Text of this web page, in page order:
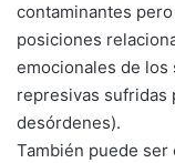
contaminantes
posiciones
emocionales de los
represivas sufridas
desórdenes).
También puede